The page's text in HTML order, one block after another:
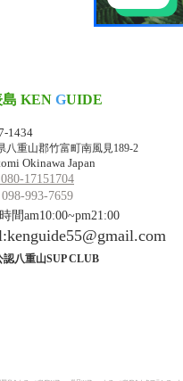
島 KEN GUIDE
1434
八重山郡竹富町南風見189-2
Okinawa Japan
17151704
993-7659
間am10:00~pm21:00
kenguide55@gmail.com
認八重山SUP CLUB